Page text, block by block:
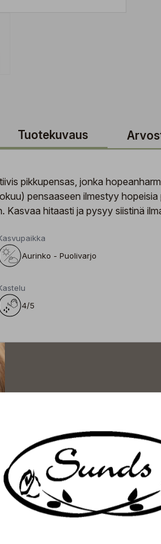
Tuotekuvaus
pikkupensas, jonka
pensaaseen ilmestyy
Kasvaa hitaasti ja pysyy siistinä
Aurinko - Puolivarjo
4/5
Tilaa
uutiset,
inspiroivat
tapahtumista